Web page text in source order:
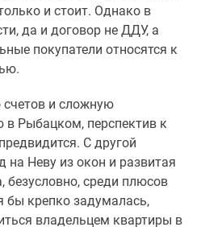
и стоит. Однако в
да и договор не ДДУ, а
покупатели относятся к
счетов и сложную
в Рыбацком, перспектив к
С другой
Неву из окон и развитая
безусловно, среди плюсов
бы крепко задумалась,
владельцем квартиры в